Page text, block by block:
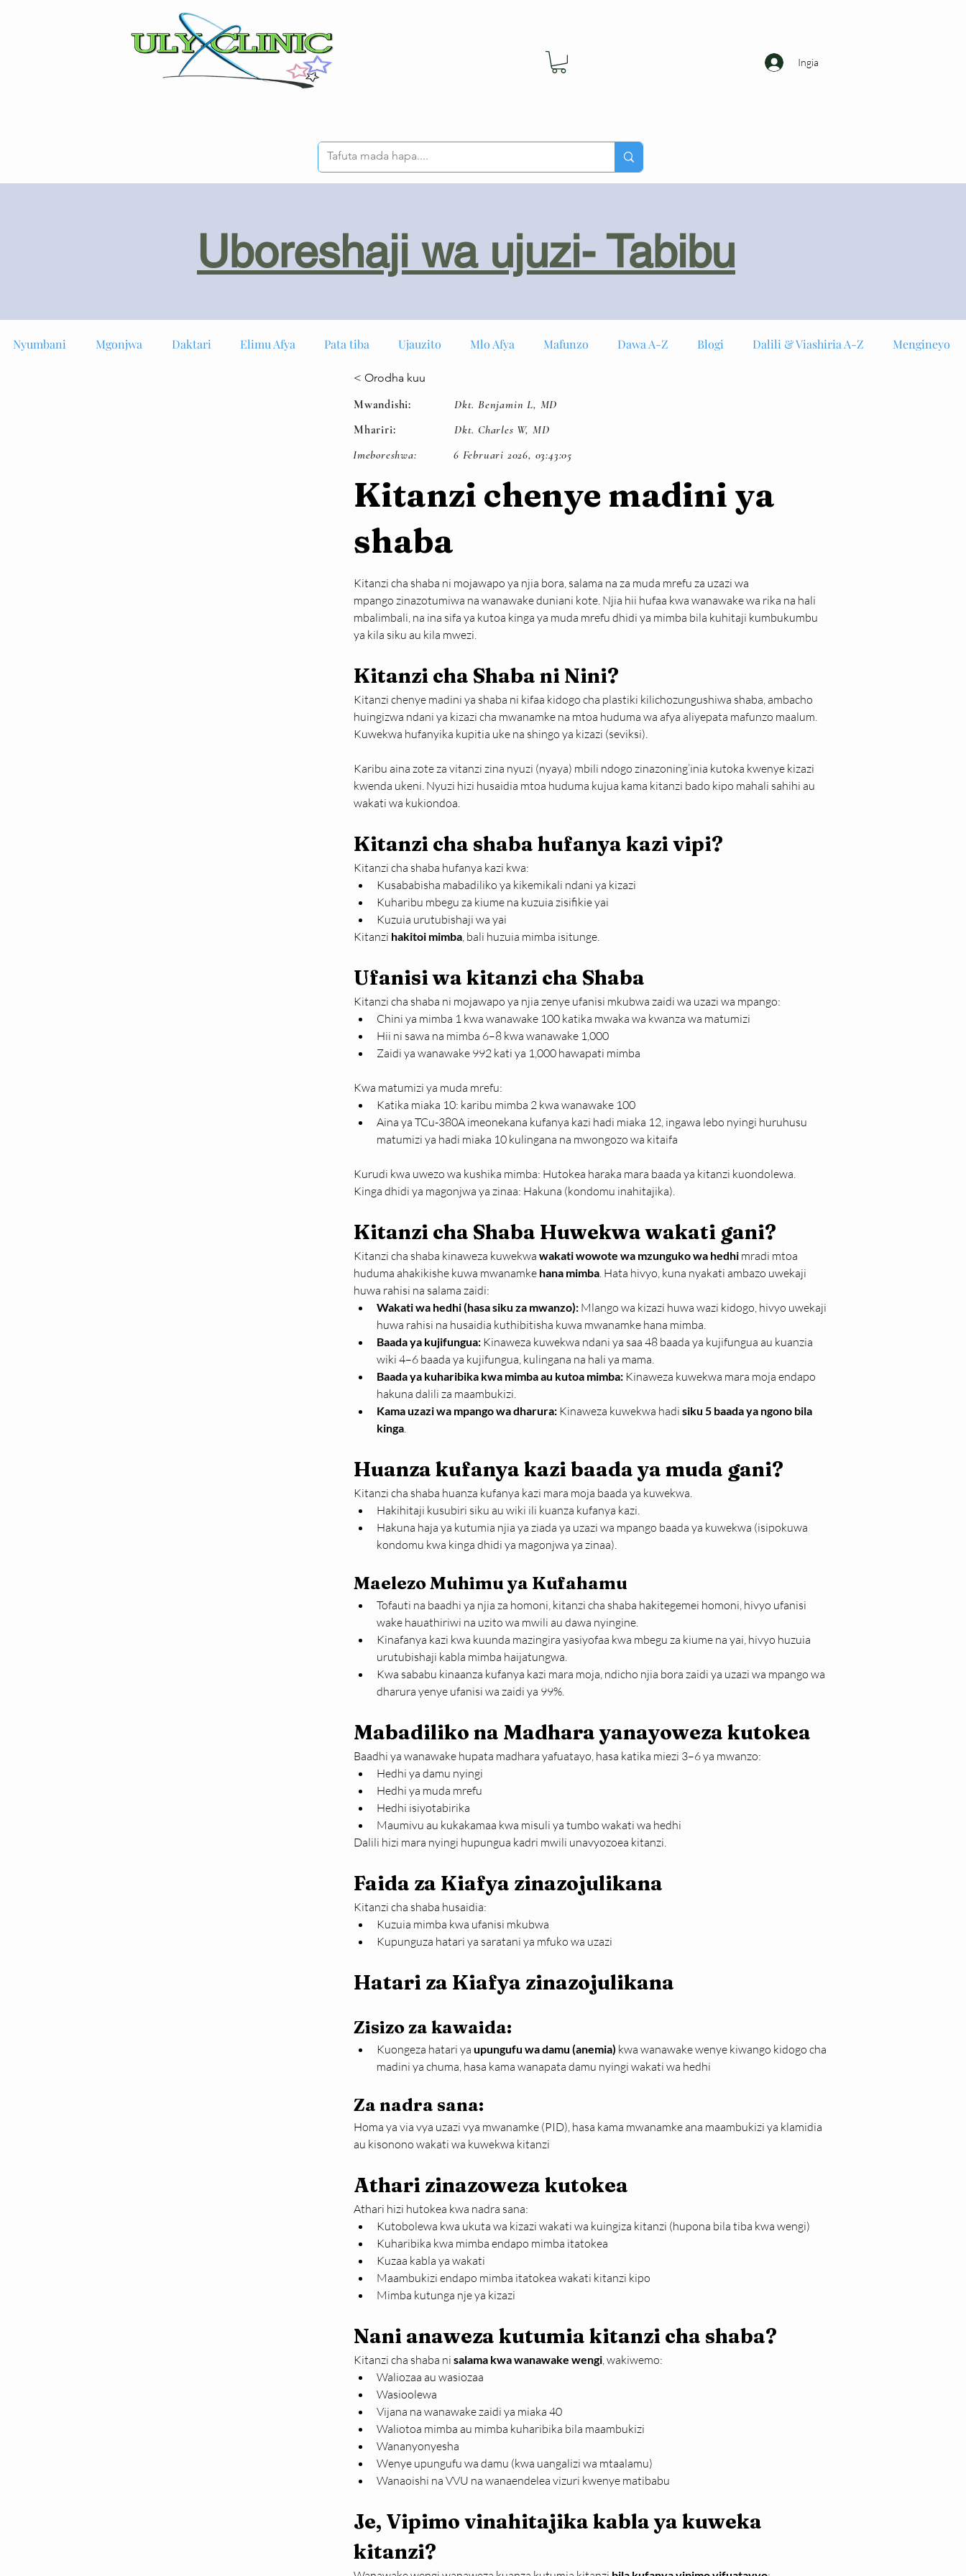
Ingia
Uboreshaji wa ujuzi- Tabibu
Nyumbani Mgonjwa Daktari Elimu Afya Pata tiba Ujauzito Mlo Afya Mafunzo Dawa A-Z Blogi Dalili & Viashiria A-Z Mengineyo
< Orodha kuu
Mwandishi:
Mhariri:
Imeboreshwa:
Dkt. Benjamin L, MD
Dkt. Charles W, MD
6 Februari 2026, 03:43:05
Kitanzi chenye madini ya
shaba
Kitanzi cha shaba ni mojawapo ya njia bora, salama na za muda mrefu za uzazi wa
mpango zinazotumiwa na wanawake duniani kote. Njia hii hufaa kwa wanawake wa rika na hali
mbalimbali, na ina sifa ya kutoa kinga ya muda mrefu dhidi ya mimba bila kuhitaji kumbukumbu
ya kila siku au kila mwezi.
Kitanzi cha Shaba ni Nini?
Kitanzi chenye madini ya shaba ni kifaa kidogo cha plastiki kilichozungushiwa shaba, ambacho
huingizwa ndani ya kizazi cha mwanamke na mtoa huduma wa afya aliyepata mafunzo maalum.
Kuwekwa hufanyika kupitia uke na shingo ya kizazi (seviksi).
Karibu aina zote za vitanzi zina nyuzi (nyaya) mbili ndogo zinazoning’inia kutoka kwenye kizazi
kwenda ukeni. Nyuzi hizi husaidia mtoa huduma kujua kama kitanzi bado kipo mahali sahihi au
wakati wa kukiondoa.
Kitanzi cha shaba hufanya kazi vipi?
Kitanzi cha shaba hufanya kazi kwa:
Kusababisha mabadiliko ya kikemikali ndani ya kizazi
Kuharibu mbegu za kiume na kuzuia zisifikie yai
Kuzuia urutubishaji wa yai
Kitanzi hakitoi mimba, bali huzuia mimba isitunge.
Ufanisi wa kitanzi cha Shaba
Kitanzi cha shaba ni mojawapo ya njia zenye ufanisi mkubwa zaidi wa uzazi wa mpango:
Chini ya mimba 1 kwa wanawake 100 katika mwaka wa kwanza wa matumizi
Hii ni sawa na mimba 6–8 kwa wanawake 1,000
Zaidi ya wanawake 992 kati ya 1,000 hawapati mimba
Kwa matumizi ya muda mrefu:
Katika miaka 10: karibu mimba 2 kwa wanawake 100
Aina ya TCu-380A imeonekana kufanya kazi hadi miaka 12, ingawa lebo nyingi huruhusu
matumizi ya hadi miaka 10 kulingana na mwongozo wa kitaifa
Kurudi kwa uwezo wa kushika mimba: Hutokea haraka mara baada ya kitanzi kuondolewa.
Kinga dhidi ya magonjwa ya zinaa: Hakuna (kondomu inahitajika).
Kitanzi cha Shaba Huwekwa wakati gani?
Kitanzi cha shaba kinaweza kuwekwa wakati wowote wa mzunguko wa hedhi mradi mtoa
huduma ahakikishe kuwa mwanamke hana mimba. Hata hivyo, kuna nyakati ambazo uwekaji
huwa rahisi na salama zaidi:
Wakati wa hedhi (hasa siku za mwanzo): Mlango wa kizazi huwa wazi kidogo, hivyo uwekaji
huwa rahisi na husaidia kuthibitisha kuwa mwanamke hana mimba.
Baada ya kujifungua: Kinaweza kuwekwa ndani ya saa 48 baada ya kujifungua au kuanzia
wiki 4–6 baada ya kujifungua, kulingana na hali ya mama.
Baada ya kuharibika kwa mimba au kutoa mimba: Kinaweza kuwekwa mara moja endapo
hakuna dalili za maambukizi.
Kama uzazi wa mpango wa dharura: Kinaweza kuwekwa hadi siku 5 baada ya ngono bila
kinga.
Huanza kufanya kazi baada ya muda gani?
Kitanzi cha shaba huanza kufanya kazi mara moja baada ya kuwekwa.
Hakihitaji kusubiri siku au wiki ili kuanza kufanya kazi.
Hakuna haja ya kutumia njia ya ziada ya uzazi wa mpango baada ya kuwekwa (isipokuwa
kondomu kwa kinga dhidi ya magonjwa ya zinaa).
Maelezo Muhimu ya Kufahamu
Tofauti na baadhi ya njia za homoni, kitanzi cha shaba hakitegemei homoni, hivyo ufanisi
wake hauathiriwi na uzito wa mwili au dawa nyingine.
Kinafanya kazi kwa kuunda mazingira yasiyofaa kwa mbegu za kiume na yai, hivyo huzuia
urutubishaji kabla mimba haijatungwa.
Kwa sababu kinaanza kufanya kazi mara moja, ndicho njia bora zaidi ya uzazi wa mpango wa
dharura yenye ufanisi wa zaidi ya 99%.
Mabadiliko na Madhara yanayoweza kutokea
Baadhi ya wanawake hupata madhara yafuatayo, hasa katika miezi 3–6 ya mwanzo:
Hedhi ya damu nyingi
Hedhi ya muda mrefu
Hedhi isiyotabirika
Maumivu au kukakamaa kwa misuli ya tumbo wakati wa hedhi
Dalili hizi mara nyingi hupungua kadri mwili unavyozoea kitanzi.
Faida za Kiafya zinazojulikana
Kitanzi cha shaba husaidia:
Kuzuia mimba kwa ufanisi mkubwa
Kupunguza hatari ya saratani ya mfuko wa uzazi
Hatari za Kiafya zinazojulikana
Zisizo za kawaida:
Kuongeza hatari ya upungufu wa damu (anemia) kwa wanawake wenye kiwango kidogo cha
madini ya chuma, hasa kama wanapata damu nyingi wakati wa hedhi
Za nadra sana:
Homa ya via vya uzazi vya mwanamke (PID), hasa kama mwanamke ana maambukizi ya klamidia
au kisonono wakati wa kuwekwa kitanzi
Athari zinazoweza kutokea
Athari hizi hutokea kwa nadra sana:
Kutobolewa kwa ukuta wa kizazi wakati wa kuingiza kitanzi (hupona bila tiba kwa wengi)
Kuharibika kwa mimba endapo mimba itatokea
Kuzaa kabla ya wakati
Maambukizi endapo mimba itatokea wakati kitanzi kipo
Mimba kutunga nje ya kizazi
Nani anaweza kutumia kitanzi cha shaba?
Kitanzi cha shaba ni salama kwa wanawake wengi, wakiwemo:
Waliozaa au wasiozaa
Wasioolewa
Vijana na wanawake zaidi ya miaka 40
Waliotoa mimba au mimba kuharibika bila maambukizi
Wananyonyesha
Wenye upungufu wa damu (kwa uangalizi wa mtaalamu)
Wanaoishi na VVU na wanaendelea vizuri kwenye matibabu
Je, Vipimo vinahitajika kabla ya kuweka
kitanzi?